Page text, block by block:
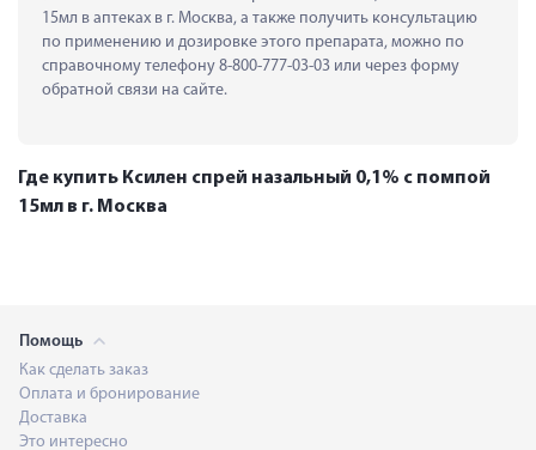
15мл в аптеках в г. Москва, а также получить консультацию
по применению и дозировке этого препарата, можно по
справочному телефону 8-800-777-03-03 или через форму
обратной связи на сайте.
Где купить Ксилен спрей назальный 0,1% с помпой
15мл в г. Москва
Помощь
Как сделать заказ
Оплата и бронирование
Доставка
Это интересно